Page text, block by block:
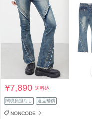
¥7,890送料込
関税負担なし 返品補償
NONCODE